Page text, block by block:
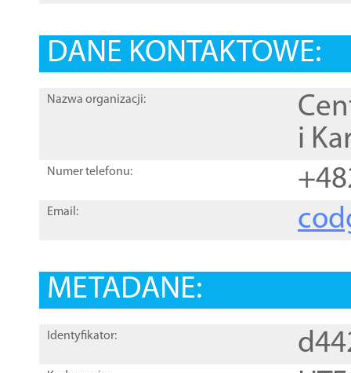
DANE KONTAKTOWE:
Nazwa organizacji:
i
Numer telefonu:
Email:
METADANE:
Identyfikator: